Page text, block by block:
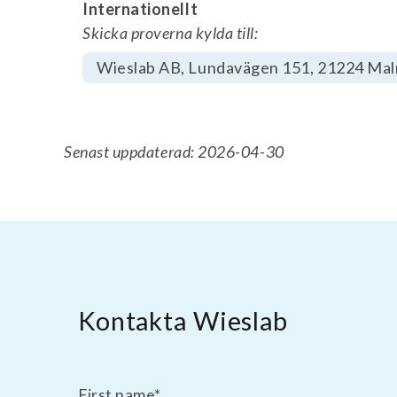
Internationellt
Skicka proverna kylda till:
Wieslab AB, Lundavägen 151, 21224
Senast uppdaterad: 2026-04-30
Kontakta Wieslab